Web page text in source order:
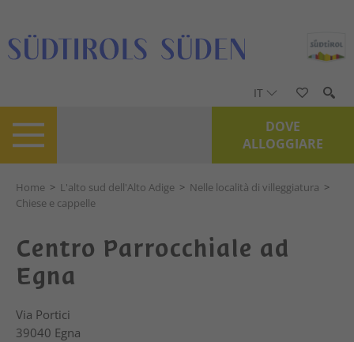
IT
DOVE
ALLOGGIARE
Home > L'alto sud dell'Alto Adige > Nelle località di villeggiatura >
Chiese e cappelle
Centro Parrocchiale ad
Egna
Via Portici
39040 Egna